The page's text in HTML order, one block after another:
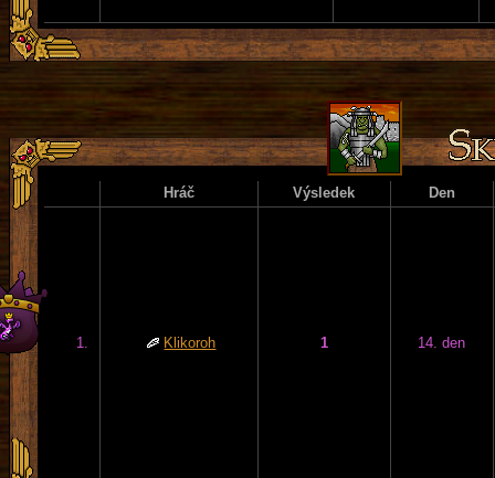
Hráč Výsledek Den
1. Klikoroh 1 14. den